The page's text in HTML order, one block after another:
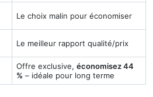
Le choix malin pour économiser
Le meilleur rapport qualité/prix
Offre exclusive, économisez 44
% – idéale pour long terme